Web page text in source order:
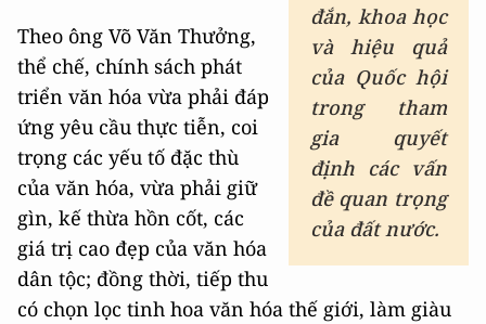
đắn, khoa học
và hiệu quả
của Quốc hội
trong tham
gia quyết
định các vấn
đề quan trọng
của đất nước.
Theo ông Võ Văn Thưởng,
thể chế, chính sách phát
triển văn hóa vừa phải đáp
ứng yêu cầu thực tiễn, coi
trọng các yếu tố đặc thù
của văn hóa, vừa phải giữ
gìn, kế thừa hồn cốt, các
giá trị cao đẹp của văn hóa
dân tộc; đồng thời, tiếp thu
có chọn lọc tinh hoa văn hóa thế giới, làm giàu